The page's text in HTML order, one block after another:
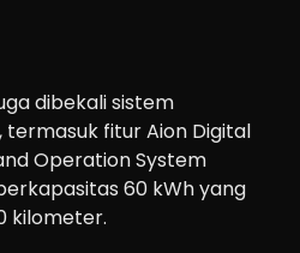
dibekali sistem
fitur Aion Digital
Operation System
60 kWh yang
kilometer.